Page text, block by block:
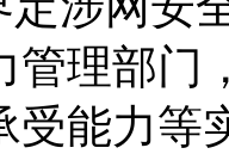
管理部门
受能力等